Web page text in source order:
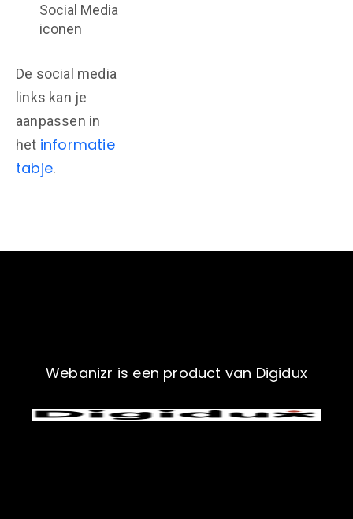
Social Media
iconen
De social media
links kan je
aanpassen in
het informatie
tabje.
Webanizr is een product van Digidux